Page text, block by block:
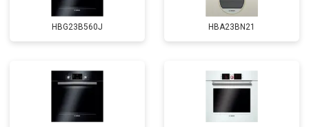
HBG23B560J HBA23BN21